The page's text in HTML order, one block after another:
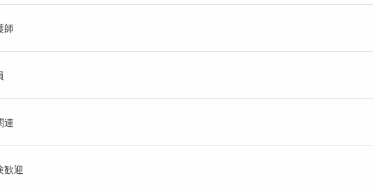
師
連
歓迎